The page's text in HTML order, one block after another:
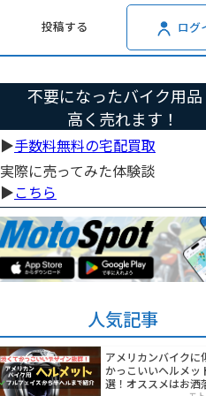
投稿する ログ
不要になったバイク用品
高く売れます！
▶︎手数料無料の宅配買取
実際に売ってみた体験談
▶︎こちら
人気記事
アメリカンバイクに
かっこいいヘルメッ
選！オススメはお洒